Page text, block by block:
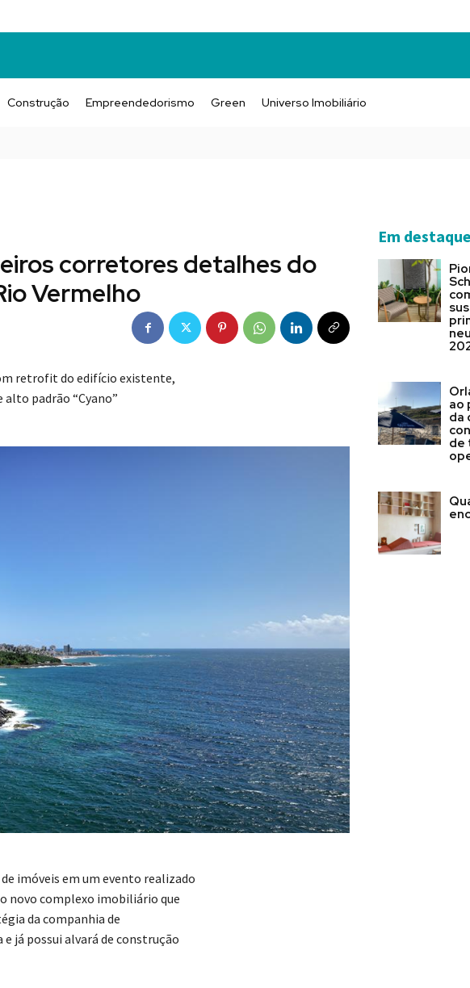
Construção Empreendedorismo Green Universo Imobiliário
corretores detalhes do
Vermelho
retrofit do edifício existente,
alto padrão “Cyano”
imóveis em um evento realizado
novo complexo imobiliário que
da companhia de
já possui alvará de construção
Em destaque
ao
da
de